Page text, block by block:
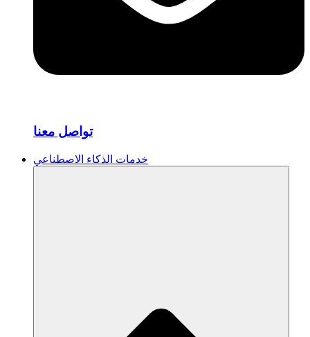
تواصل معنا
خدمات الذكاء الاصطناعي